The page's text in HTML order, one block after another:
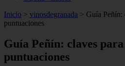
Inicio > vinosdegranada > Guía Peñín:
puntuaciones
Guía Peñín: claves
puntuaciones